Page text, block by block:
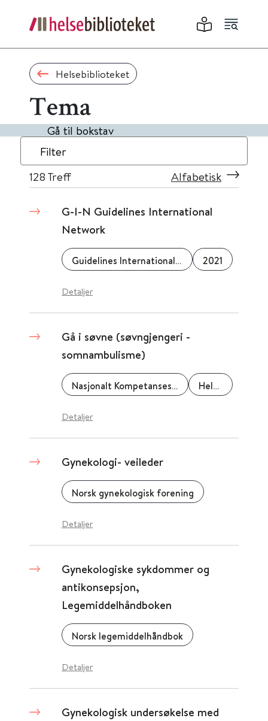
Helsebiblioteket
Tema
Gå til bokstav
Filter
128 Treff Alfabetisk
G-I-N Guidelines International
Network
Guidelines International Network (G-I-N) 2021
Detaljer
Gå i søvne (søvngjengeri -
somnambulisme)
Nasjonalt Kompetansesenter for Søvnsykdommer (SOVno) Helse Bergen
Detaljer
Gynekologi- veileder
Norsk gynekologisk forening
Detaljer
Gynekologiske sykdommer og
antikonsepsjon,
Legemiddelhåndboken
Norsk legemiddelhåndbok
Detaljer
Gynekologisk undersøkelse med